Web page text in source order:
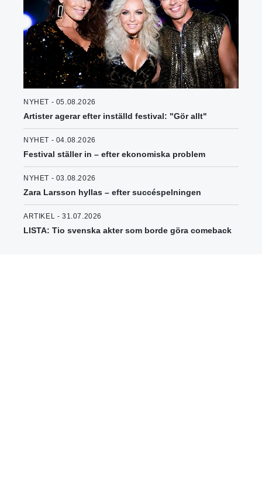
NYHET - 05.08.2026
Artister agerar efter inställd festival: "Gör allt"
NYHET - 04.08.2026
Festival ställer in – efter ekonomiska problem
NYHET - 03.08.2026
Zara Larsson hyllas – efter succéspelningen
ARTIKEL - 31.07.2026
LISTA: Tio svenska akter som borde göra comeback